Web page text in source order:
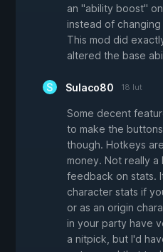
an "ability boost"
instead of
This mod did
altered the base
Sulaco80 18 lut
Some decent
to make the
though. Hotkeys
money. Not really a
feedback on stats.
character stats if
or as an origin
in your party have
a nitpick, but I'd